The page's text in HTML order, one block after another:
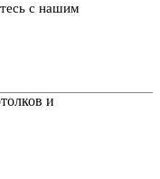
с нашим
и